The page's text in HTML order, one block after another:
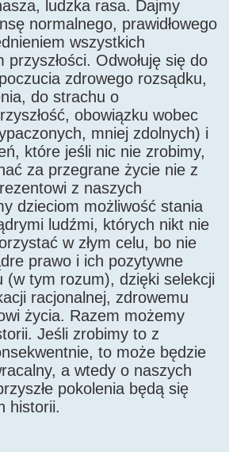
ludzka rasa. Dajmy
normalnego, prawidłowego
wszystkich
Odwołuję się do
zdrowego rozsądku,
do strachu o
obowiązku wobec
mniej zdolnych) i
które jeśli nic nie zrobimy,
za przegrane życie nie z
z naszych
dzieciom możliwość stania
ludźmi, których nikt nie
w złym celu, bo nie
prawo i ich pozytywne
(w tym rozum), dzięki selekcji
racjonalnej, zdrowemu
życia. Razem możemy
Jeśli zrobimy to z
to może będzie
a wtedy o naszych
pokolenia będą się
historii.